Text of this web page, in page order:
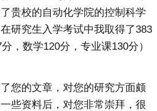
贵校的自动化学院的控制科学
研究生入学考试中我取得了383
，数学120分，专业课130分）
的文章，对您的研究方面颇
些资料后，对您非常崇拜，很